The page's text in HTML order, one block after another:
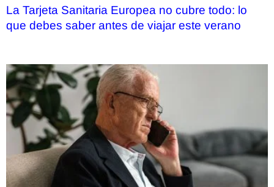
La Tarjeta Sanitaria Europea no cubre todo: lo
que debes saber antes de viajar este verano